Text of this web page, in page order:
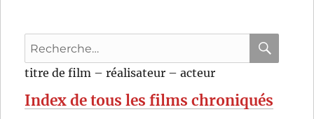
Recherche
pour
:
titre de film – réalisateur – acteur
Index de tous les films chroniqués